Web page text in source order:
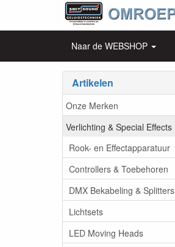
Naar de WEBSHOP
Artikelen
Onze Merken
Verlichting & Special Effects
Rook- en Effectapparatuur
Controllers & Toebehoren
DMX Bekabeling & Splitters
Lichtsets
LED Moving Heads